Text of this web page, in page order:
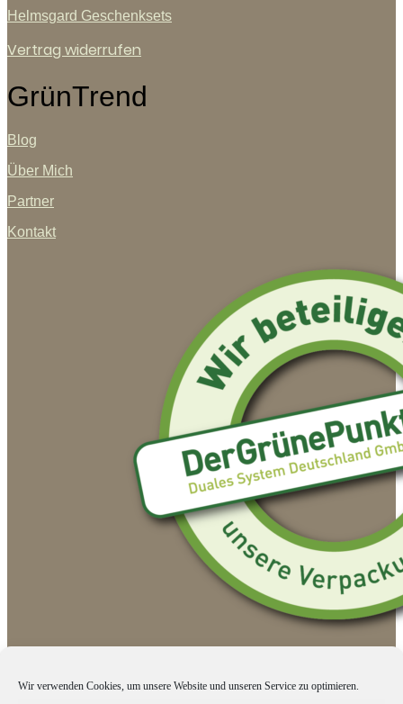
Wir verwenden Cookies, um unsere Website und unseren Service zu optimieren.
Helmsgard Geschenksets
Vertrag widerrufen
GrünTrend
Blog
Über Mich
Partner
Kontakt